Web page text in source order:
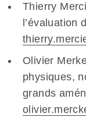
Thierry
l’évaluation
Olivier
physiques,
grands